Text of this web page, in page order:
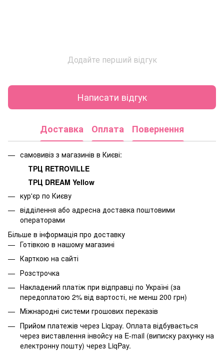
Додайте перший відгук
Написати відгук
Доставка Оплата Повернення
самовивіз з магазинів в Києві:
ТРЦ RETROVILLE
ТРЦ DREAM Yellow
кур'єр по Києву
відділення або адресна доставка поштовими
операторами
Більше в інформація про доставку
Готівкою в нашому магазині
Карткою на сайті
Розстрочка
Накладений платіж при відправці по Україні (за
передоплатою 2% від вартості, не менш 200 грн)
Міжнародні системи грошових переказів
Прийом платежів через Liqpay. Оплата відбувається
через виставлення інвойсу на E-mail (виписку рахунку на
електронну пошту) через LiqPay.